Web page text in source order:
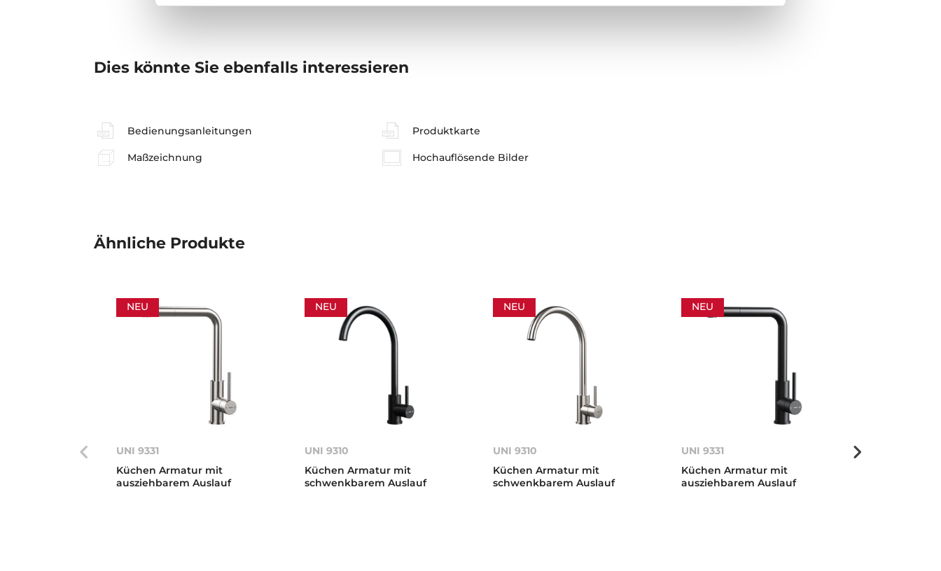
Dies könnte Sie ebenfalls interessieren
Bedienungsanleitungen Produktkarte
Maßzeichnung Hochauflösende Bilder
Ähnliche Produkte
NEU
UNI 9331
Küchen Armatur mit
ausziehbarem Auslauf
NEU
UNI 9310
Küchen Armatur mit
schwenkbarem Auslauf
NEU
UNI 9310
Küchen Armatur mit
schwenkbarem Auslauf
NEU
UNI 9331
Küchen Armatur mit
ausziehbarem Auslauf